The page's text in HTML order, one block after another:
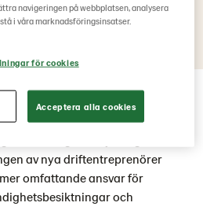
och
sedan Förvaltningsgruppen i
arbete i syfte att
av nya driftentreprenörer
omfattande ansvar för
och
navigeringen på webbplatsen, analysera
i våra marknadsföringsinsatser.
för cookies
Acceptera alla cookies